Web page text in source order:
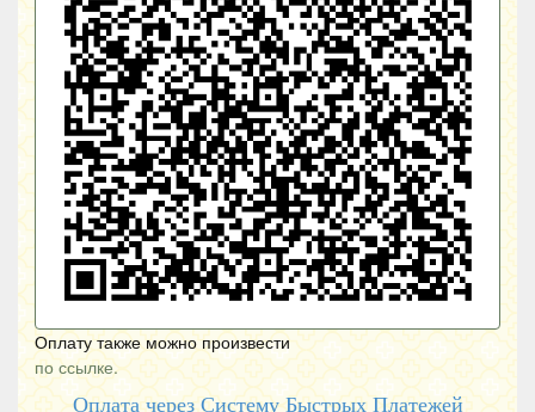
Оплату также можно произвести
по ссылке.
Оплата через Систему Быстрых Платежей